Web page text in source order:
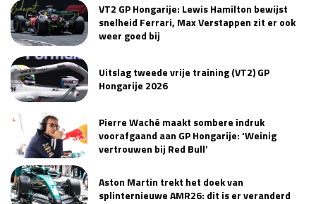
VT2 GP Hongarije: Lewis Hamilton bewijst
snelheid Ferrari, Max Verstappen zit er ook
weer goed bij
Uitslag tweede vrije training (VT2) GP
Hongarije 2026
Pierre Waché maakt sombere indruk
voorafgaand aan GP Hongarije: ‘Weinig
vertrouwen bij Red Bull’
Aston Martin trekt het doek van
splinternieuwe AMR26: dit is er veranderd